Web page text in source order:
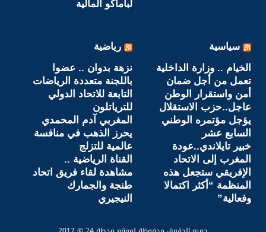
لباماكو المالية
سياسية
الخيام .. وزارة الداخلية
تعمل من أجل ضمان
أمن واستقرار الوطن
عاجل..حزب الاستقلال
يؤجل مؤتمره الوطني
السابع عشر
خبير تايلاندي..عودة
المغرب إلى الاتحاد
الإفريقي ستجعل هذه
المنظمة “أكثر اكتمالا
وفعالية”
رياضية
نزهة بدوان .. عضوا
باللجنة متعددة الرياضات
التابعة للاتحاد الدولي
للترياتلون
المغربي آدم المحمدي
يحرز الذهب في منافسة
عالمية للتزلج
القناة الرياضية ..
مشاهدة لقاء فريق اتحاد
طنجة والجمارك
النيجيري